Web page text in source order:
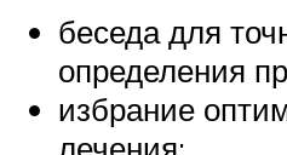
беседа для
определения
избрание